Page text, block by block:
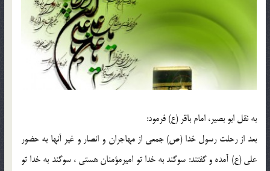
به نقل ابو بصير، امام باقر (ع) فرمود:
بعد از رحلت رسول خدا (ص) جمعي از مهاجران و انصار و غير آنها به حضور
علي (ع) آمده و گفتند: سوگند به خدا تو اميرمؤمنان هستي ، سوگند به خدا تو